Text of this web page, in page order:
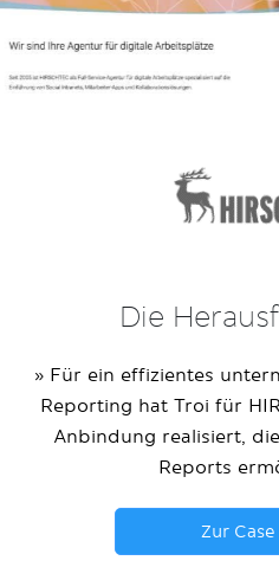
Die
» Für ein effizientes
Reporting hat Troi für
Anbindung realisiert,
Reports
Zur